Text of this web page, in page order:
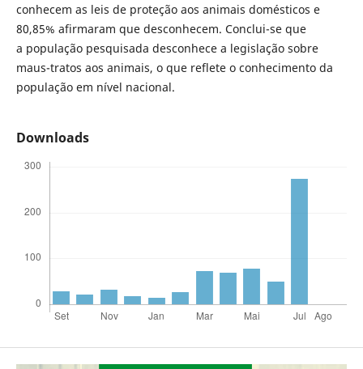
conhecem as leis de proteção aos animais domésticos e
80,85% afirmaram que desconhecem. Conclui-se que
a população pesquisada desconhece a legislação sobre
maus-tratos aos animais, o que reflete o conhecimento da
população em nível nacional.
Downloads